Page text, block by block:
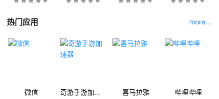
热门应用 more...
微信 奇游手游加速器 喜马拉雅 哔哩哔哩